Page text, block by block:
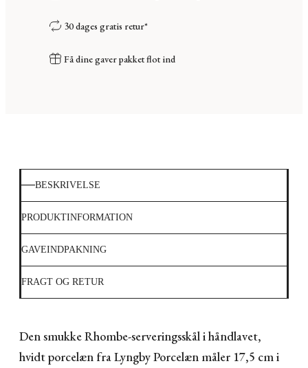
30 dages gratis retur*
Få dine gaver pakket flot ind
BESKRIVELSE
PRODUKTINFORMATION
GAVEINDPAKNING
FRAGT OG RETUR
Den smukke Rhombe-serveringsskål i håndlavet,
hvidt porcelæn fra Lyngby Porcelæn måler 17,5 cm i